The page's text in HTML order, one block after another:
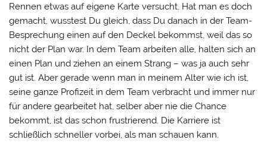
Rennen etwas auf eigene Karte versucht. Hat man es doch
gemacht, wusstest Du gleich, dass Du danach in der Team-
Besprechung einen auf den Deckel bekommst, weil das so
nicht der Plan war. In dem Team arbeiten alle, halten sich an
einen Plan und ziehen an einem Strang – was ja auch sehr
gut ist. Aber gerade wenn man in meinem Alter wie ich ist,
seine ganze Profizeit in dem Team verbracht und immer nur
für andere gearbeitet hat, selber aber nie die Chance
bekommt, ist das schon frustrierend. Die Karriere ist
schließlich schneller vorbei, als man schauen kann.